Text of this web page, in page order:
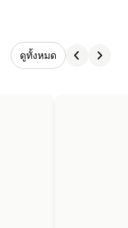
ดูทั้งหมด